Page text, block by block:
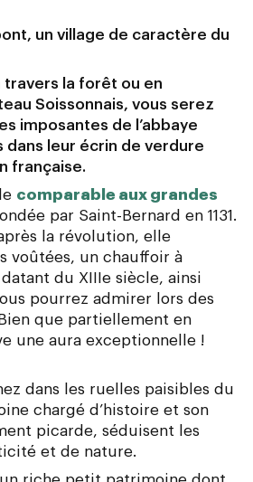
un village de caractère du
travers la forêt ou en
Soissonnais, vous serez
imposantes de l’abbaye
dans leur écrin de verdure
française.
comparable aux grandes
par Saint-Bernard en 1131.
la révolution, elle
voûtées, un chauffoir à
du XIIIe siècle, ainsi
pourrez admirer lors des
que partiellement en
une aura exceptionnelle !
dans les ruelles paisibles du
chargé d’histoire et son
picarde, séduisent les
et de nature.